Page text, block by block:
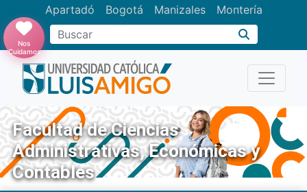
Apartadó Bogotá Manizales Montería
Buscar
Nos
Cuidamos
Facultad de Ciencias
Administrativas, Económicas y
Contables